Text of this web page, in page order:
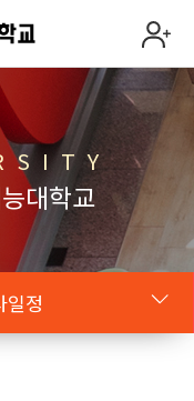
S I T Y
대학교
일정